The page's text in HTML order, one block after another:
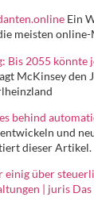
Ein
meisten
Bis 2055 könnte
McKinsey
behind
und
dieser Artikel.
einig über
| juris